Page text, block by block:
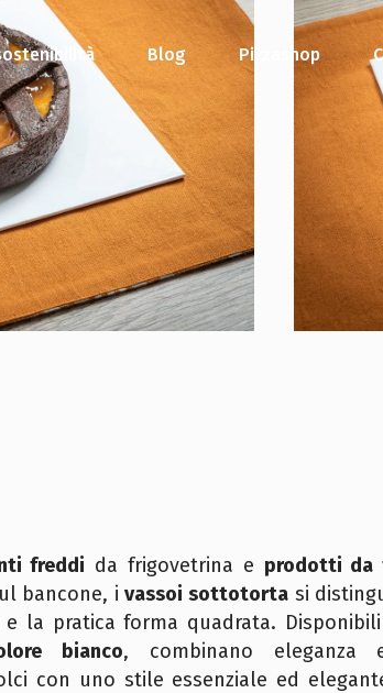
Blog Pizzashop
freddi da frigovetrina e prodotti da
bancone, ivassoi sottotorta si
e la pratica forma quadrata.
bianco, combinano eleganza
con uno stile essenziale ed